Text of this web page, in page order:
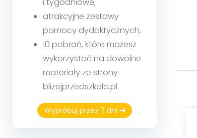
atrakcyjne zestawy
pomocy dydaktycznych,
10 pobrań, które możesz
wykorzystać na dowolne
materiały ze strony
blizejprzedszkola.pl.
Wypróbuj przez 7 dni